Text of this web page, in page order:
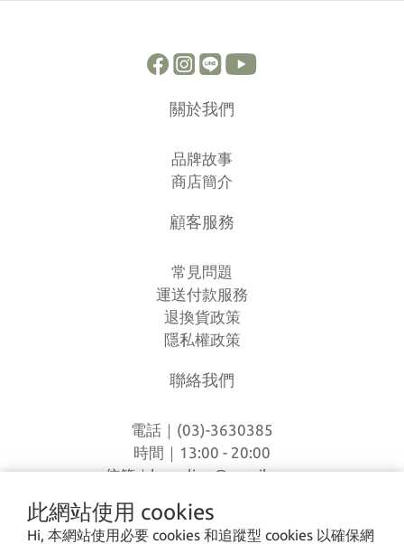
此網站使用 cookies
Hi, 本網站使用必要 cookies 和追蹤型 cookies 以確保網
關於我們
品牌故事
商店簡介
顧客服務
常見問題
運送付款服務
退換貨政策
隱私權政策
聯絡我們
電話｜(03)-3630385
時間｜13:00 - 20:00
信箱｜loverlien@gmail.com
地址｜桃園市八德區和平路1168巷7號